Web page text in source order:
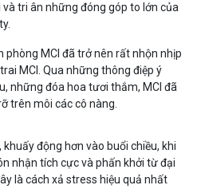
tri ân những đóng góp to lớn của
phòng MCI đã trở nên rất nhộn nhịp
MCI. Qua những thông điệp ý
những đóa hoa tươi thắm, MCI đã
trên môi các cô nàng.
động hơn vào buổi chiều, khi
nhận tích cực và phấn khởi từ đại
là cách xả stress hiệu quả nhất